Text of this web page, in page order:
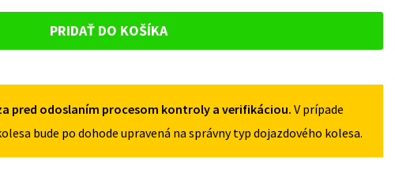
II
2016
PRIDAŤ DO KOŠÍKA
pred odoslaním procesom kontroly a verifikáciou. V prípade
bude po dohode upravená na správny typ dojazdového kolesa.